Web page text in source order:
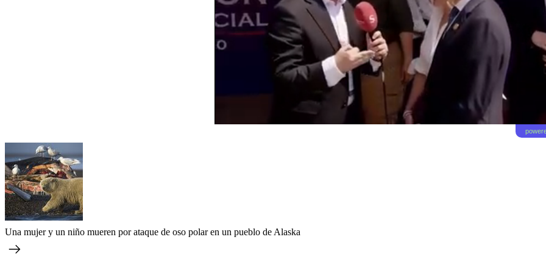
Una mujer y un niño mueren por ataque de oso polar en un pueblo de Alaska